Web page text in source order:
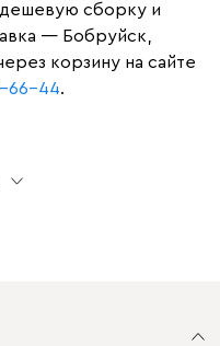
сборку и
— Бобруйск,
корзину на сайте
66-44.